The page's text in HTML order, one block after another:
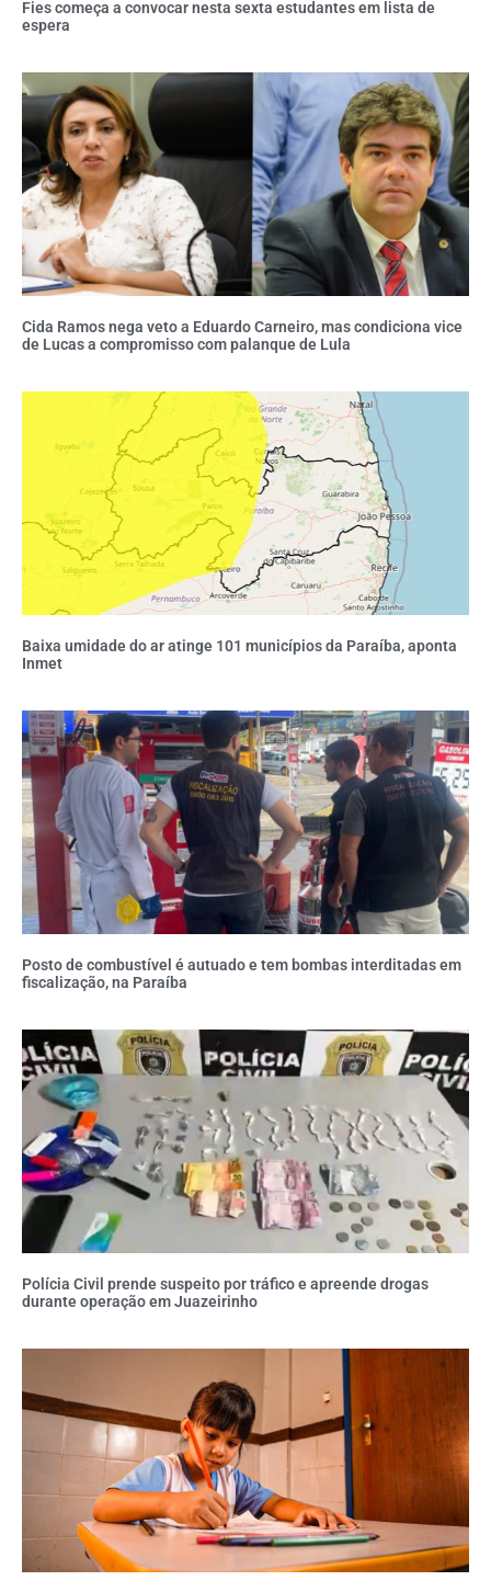
Fies começa a convocar nesta sexta estudantes em lista de
espera
Cida Ramos nega veto a Eduardo Carneiro, mas condiciona vice
de Lucas a compromisso com palanque de Lula
Baixa umidade do ar atinge 101 municípios da Paraíba, aponta
Inmet
Posto de combustível é autuado e tem bombas interditadas em
fiscalização, na Paraíba
Polícia Civil prende suspeito por tráfico e apreende drogas
durante operação em Juazeirinho